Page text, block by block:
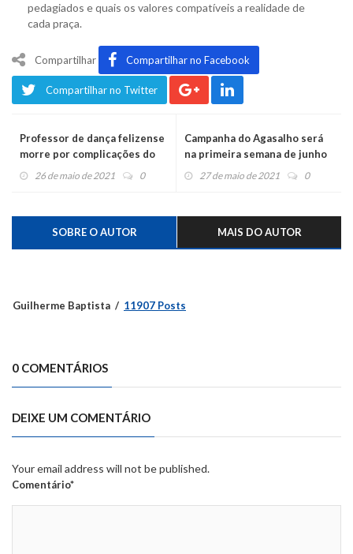
pedagiados e quais os valores compatíveis a realidade de
cada praça.
Compartilhar Compartilhar no Facebook
Compartilhar no Twitter
Professor de dança felizense
morre por complicações do
coronavírus
26 de maio de 2021 0
Campanha do Agasalho será
na primeira semana de junho
27 de maio de 2021 0
SOBRE O AUTOR MAIS DO AUTOR
Guilherme Baptista 11907 Posts
0 COMENTÁRIOS
DEIXE UM COMENTÁRIO
Your email address will not be published.
Comentário*